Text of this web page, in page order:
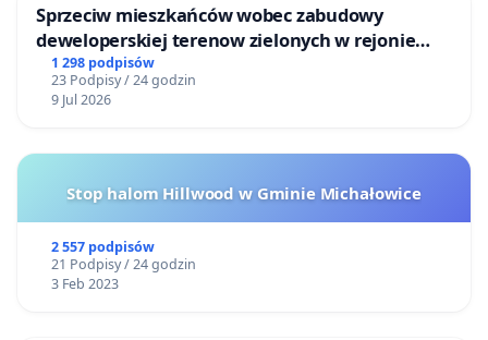
Sprzeciw mieszkańców wobec zabudowy
deweloperskiej terenow zielonych w rejonie
Bulwarów Straceńskich w Bielsku-Białej
1 298 podpisów
23 Podpisy / 24 godzin
9 Jul 2026
Stop halom Hillwood w Gminie Michałowice
2 557 podpisów
21 Podpisy / 24 godzin
3 Feb 2023